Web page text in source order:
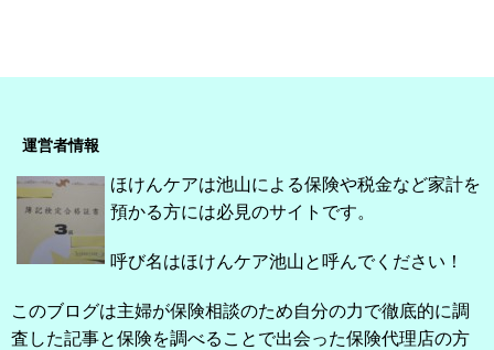
運営者情報
ほけんケアは池山による保険や税金など家計を
預かる方には必見のサイトです。
呼び名はほけんケア池山と呼んでください！
このブログは主婦が保険相談のため自分の力で徹底的に調
査した記事と保険を調べることで出会った保険代理店の方